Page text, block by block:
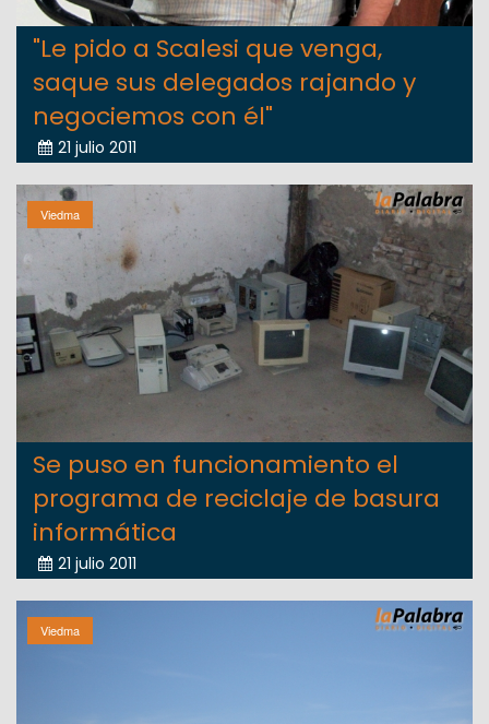
"Le pido a Scalesi que venga,
saque sus delegados rajando y
negociemos con él"
21 julio 2011
Viedma
Se puso en funcionamiento el
programa de reciclaje de basura
informática
21 julio 2011
Viedma